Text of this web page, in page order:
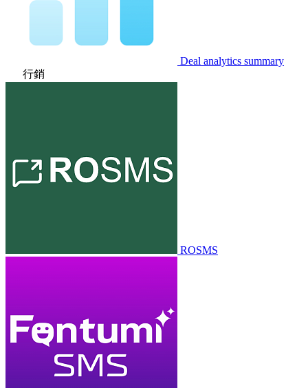
Deal analytics summary
行銷
ROSMS